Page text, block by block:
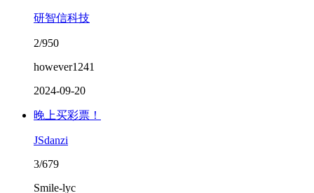
研智信科技
2/950
however1241
2024-09-20
晚上买彩票！
JSdanzi
3/679
Smile-lyc